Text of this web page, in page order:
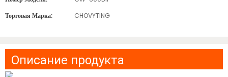
Торговая Марка:
CHOVYTING
Описание продукта